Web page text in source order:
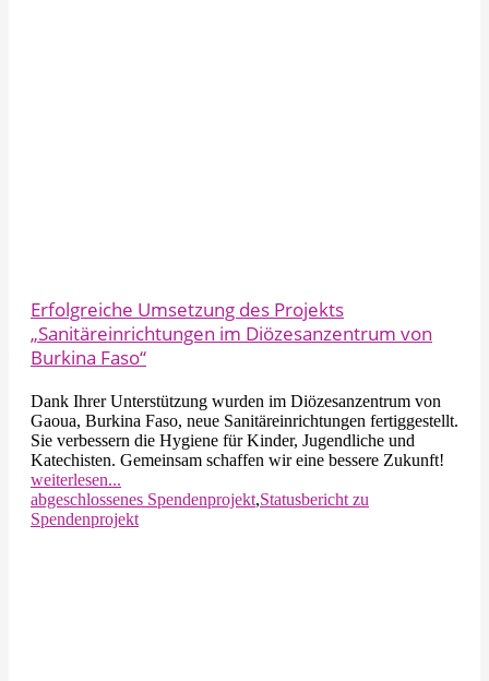
Erfolgreiche Umsetzung des Projekts
„Sanitäreinrichtungen im Diözesanzentrum von
Burkina Faso“
Dank Ihrer Unterstützung wurden im Diözesanzentrum von
Gaoua, Burkina Faso, neue Sanitäreinrichtungen fertiggestellt.
Sie verbessern die Hygiene für Kinder, Jugendliche und
Katechisten. Gemeinsam schaffen wir eine bessere Zukunft!
weiterlesen...
abgeschlossenes Spendenprojekt,Statusbericht zu
Spendenprojekt